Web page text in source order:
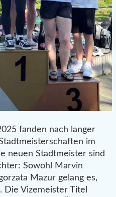
fanden nach langer
im
neuen Stadtmeister sind
Sowohl Marvin
Mazur gelang es,
Die Vizemeister Titel